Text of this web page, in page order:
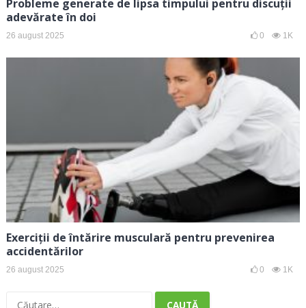
Probleme generate de lipsa timpului pentru discuții
adevărate în doi
26 august 2025 0 1K
Exerciții de întărire musculară pentru prevenirea
accidentărilor
26 august 2025 0 1K
Caută